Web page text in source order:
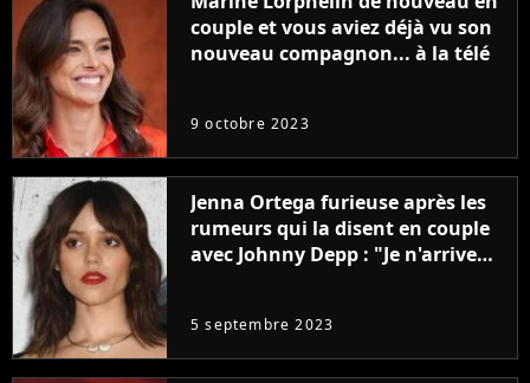
couple et vous aviez déjà vu son
nouveau compagnon... à la télé
9 octobre 2023
Jenna Ortega furieuse après les
rumeurs qui la disent en couple
avec Johnny Depp : "Je n'arrive
5 septembre 2023